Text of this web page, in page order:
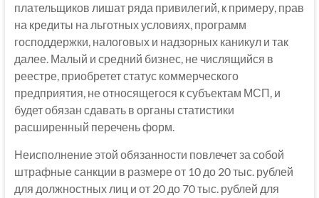
плательщиков лишат ряда привилегий, к примеру, прав
на кредиты на льготных условиях, программ
господдержки, налоговых и надзорных каникул и так
далее. Малый и средний бизнес, не числящийся в
реестре, приобретет статус коммерческого
предприятия, не относящегося к субъектам МСП, и
будет обязан сдавать в органы статистики
расширенный перечень форм.
Неисполнение этой обязанности повлечет за собой
штрафные санкции в размере от 10 до 20 тыс. рублей
для должностных лиц и от 20 до 70 тыс. рублей для